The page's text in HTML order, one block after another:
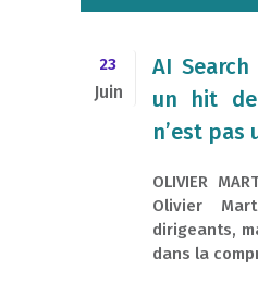
23
Juin
AI
un hit de
n’est pas
OLIVIER
Olivier
dirigeants,
dans la